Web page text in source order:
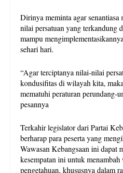
Dirinya meminta agar
nilai persatuan yang terkandung
mampu
sehari hari.
“Agar terciptanya nilai-nilai
kondusifitas di wilayah kita,
mematuhi peraturan perundang-
pesannya
Terkahir legislator dari Partai
berharap para peserta yang
Wawasan Kebangsaan ini dapat
kesempatan ini untuk menambah
pengetahuan, khususnya dalam